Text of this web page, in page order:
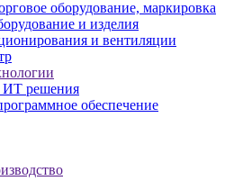
оборудование, маркировка
и изделия
и вентиляции
ИТ решения
обеспечение